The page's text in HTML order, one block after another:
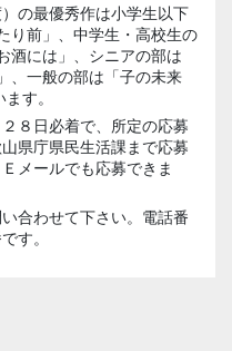
の最優秀作は小学生以下
り前」、中学生・高校生の
酒には」、シニアの部は
、一般の部は「子の未来
す。
８日必着で、所定の応募
県庁県民生活課まで応募
メールでも応募できま
合わせて下さい。電話番
す。